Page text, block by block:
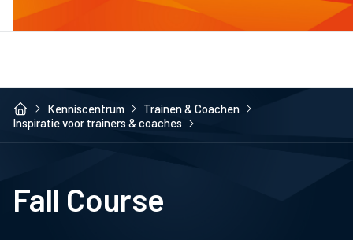
Kenniscentrum
Trainen & Coachen
Inspiratie voor trainers & coaches
Fall Course